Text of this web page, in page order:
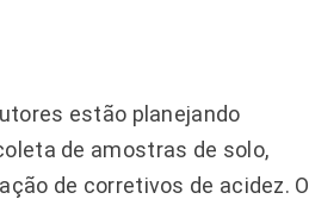
estão planejando
de amostras de solo,
de corretivos de acidez. O